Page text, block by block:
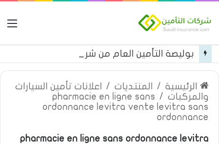
الرئيسية / المنتديات /
اعلانات تأمين السيارات
والمركبات /
pharmacie en ligne sans
ordonnance levitra vente levitra sans
ordonnance
pharmacie en ligne sans ordonnance levitra